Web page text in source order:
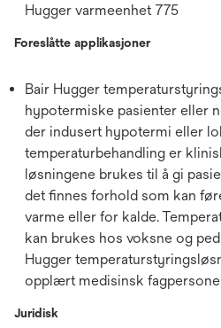
Hugger varmeenhet 775
Foreslåtte applikasjoner
Bair Hugger
hypotermiske pasienter eller
der indusert hypotermi eller
temperaturbehandling er
løsningene brukes til å gi
det finnes forhold som kan
varme eller for kalde.
kan brukes hos voksne og
Hugger
opplært medisinsk
Juridisk